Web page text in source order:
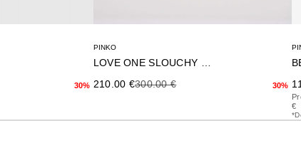
30%
PINKO
Precio de oferta
210.00 €Precio anterior
300.00 € 30%
€